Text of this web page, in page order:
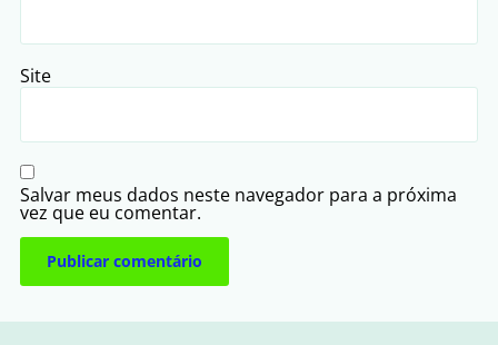
Site
Salvar meus dados neste navegador para a próxima
vez que eu comentar.